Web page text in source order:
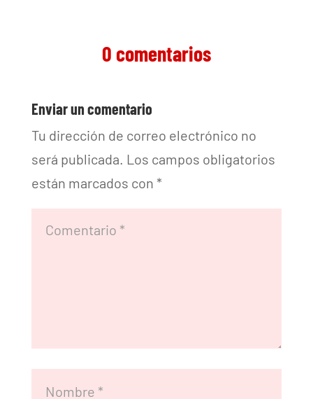
0 comentarios
Enviar un comentario
Tu dirección de correo electrónico no
será publicada. Los campos obligatorios
están marcados con *